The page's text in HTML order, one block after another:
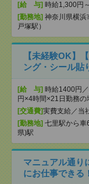
[給 与] 時給1,300円～
[勤務地] 神奈川県横浜
戸塚駅）
【未経験OK】
ング・シール貼
[給 与] 時給1400円
円×4時間×21日勤務
[交通費]実費支給／当
[勤務地] 七里駅から車
県)駅
マニュアル通り
にお仕事できる